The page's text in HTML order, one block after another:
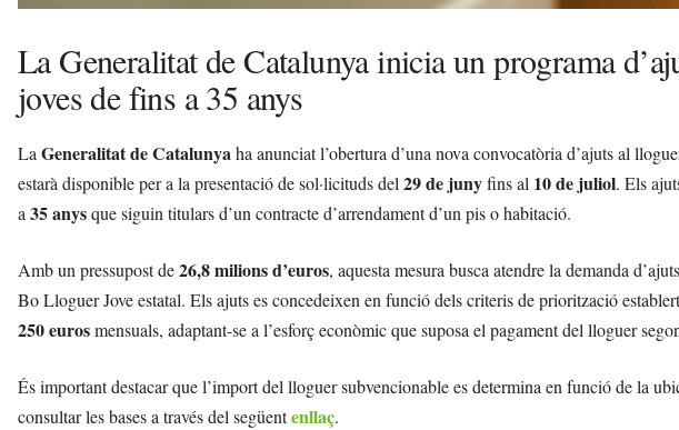
La Generalitat de Catalunya inicia un programa
joves de fins a 35 anys
La Generalitat de Catalunyaha anunciat l’obertura d’una nova convocatòria d’ajuts al
estarà disponible per a la presentació de sol·licituds del 29 de junyfins al 10 de juliol. Els
a 35 anysque siguin titulars d’un contracte d’arrendament d’un pis o habitació.
Amb un pressupost de26,8 milions d’euros, aquesta mesura busca atendre la demanda
Bo Lloguer Jove estatal. Els ajuts es concedeixen en funció dels criteris de priorització
250 eurosmensuals, adaptant-se a l’esforç econòmic que suposa el pagament del lloguer
És important destacar que l’import del lloguer subvencionable es determina en funció de la
consultar les bases a través del següentenllaç.